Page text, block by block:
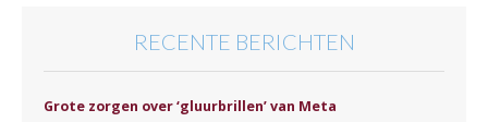
RECENTE BERICHTEN
Grote zorgen over ‘gluurbrillen’ van Meta